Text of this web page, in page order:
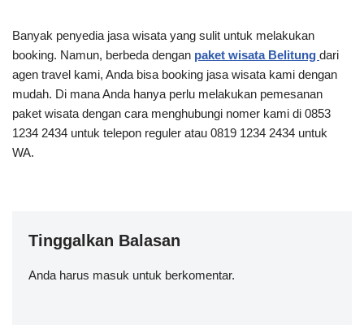
Banyak penyedia jasa wisata yang sulit untuk melakukan
booking. Namun, berbeda dengan paket wisata Belitung dari
agen travel kami, Anda bisa booking jasa wisata kami dengan
mudah. Di mana Anda hanya perlu melakukan pemesanan
paket wisata dengan cara menghubungi nomer kami di 0853
1234 2434 untuk telepon reguler atau 0819 1234 2434 untuk
WA.
Tinggalkan Balasan
Anda harus masuk untuk berkomentar.